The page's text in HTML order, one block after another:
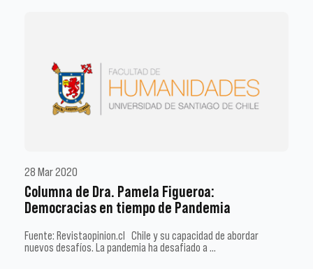
28 Mar 2020
Columna de Dra. Pamela Figueroa:
Democracias en tiempo de Pandemia
Fuente: Revistaopinion.cl Chile y su capacidad de abordar
nuevos desafíos. La pandemia ha desafiado a …